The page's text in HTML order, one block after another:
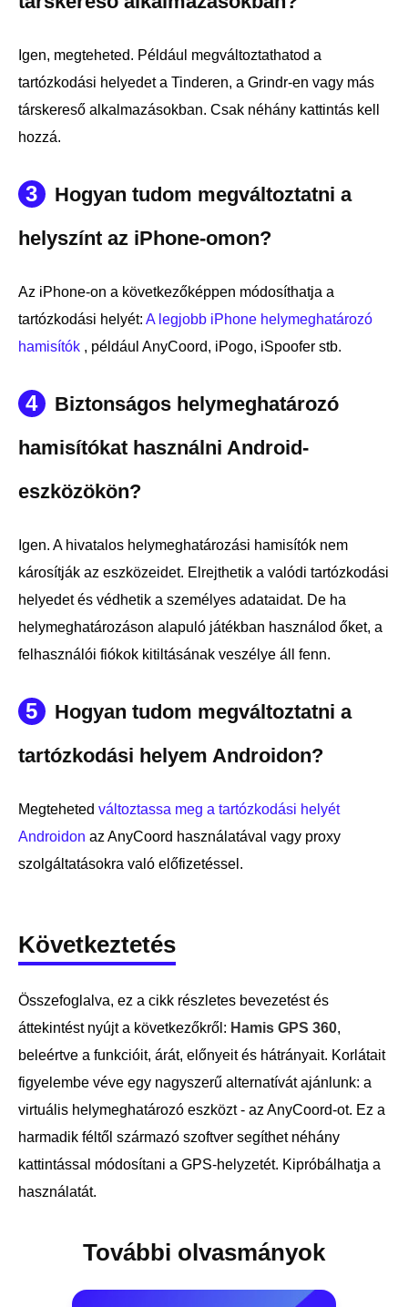
Igen, megteheted. Például megváltoztathatod a
tartózkodási helyedet a Tinderen, a Grindr-en vagy más
társkereső alkalmazásokban. Csak néhány kattintás kell
hozzá.
3
Hogyan tudom megváltoztatni a
helyszínt az iPhone-omon?
Az iPhone-on a következőképpen módosíthatja a
tartózkodási helyét: A legjobb iPhone helymeghatározó
hamisítók , például AnyCoord, iPogo, iSpoofer stb.
4
Biztonságos helymeghatározó
hamisítókat használni Android-
eszközökön?
Igen. A hivatalos helymeghatározási hamisítók nem
károsítják az eszközeidet. Elrejthetik a valódi tartózkodási
helyedet és védhetik a személyes adataidat. De ha
helymeghatározáson alapuló játékban használod őket, a
felhasználói fiókok kitiltásának veszélye áll fenn.
5
Hogyan tudom megváltoztatni a
tartózkodási helyem Androidon?
Megteheted változtassa meg a tartózkodási helyét
Androidon az AnyCoord használatával vagy proxy
szolgáltatásokra való előfizetéssel.
Következtetés
Összefoglalva, ez a cikk részletes bevezetést és
áttekintést nyújt a következőkről: Hamis GPS 360,
beleértve a funkcióit, árát, előnyeit és hátrányait. Korlátait
figyelembe véve egy nagyszerű alternatívát ajánlunk: a
virtuális helymeghatározó eszközt - az AnyCoord-ot. Ez a
harmadik féltől származó szoftver segíthet néhány
kattintással módosítani a GPS-helyzetét. Kipróbálhatja a
használatát.
További olvasmányok